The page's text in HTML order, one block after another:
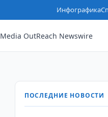
Инфографика
Media OutReach Newswire
ПОСЛЕДНИЕ НОВОСТИ